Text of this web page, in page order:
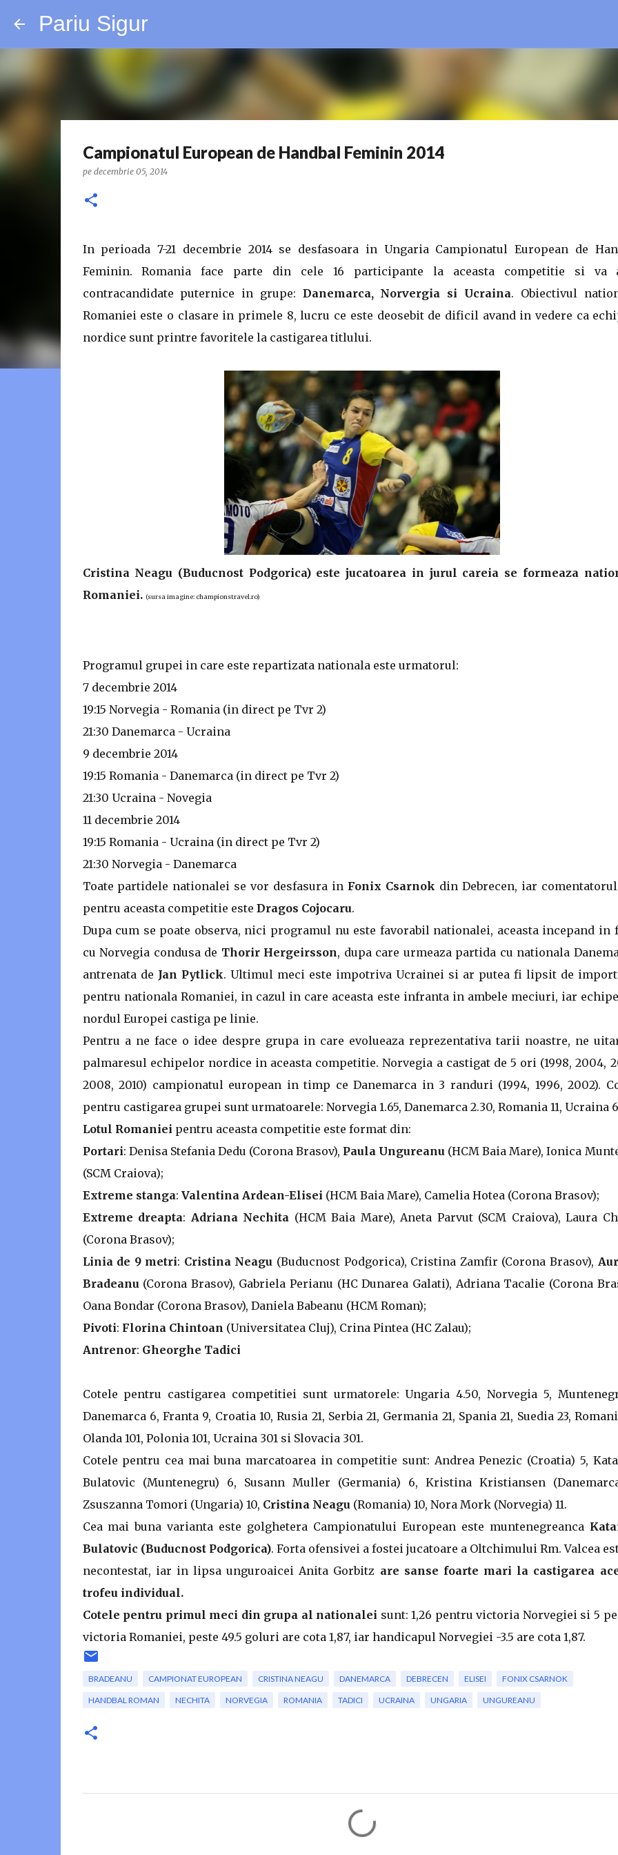
Pariu Sigur
Campionatul European de Handbal Feminin 2014
pe decembrie 05, 2014
In perioada 7-21 decembrie 2014 se desfasoara in Ungaria Campionatul European de
Feminin. Romania face parte din cele 16 participante la aceasta competitie si va
contracandidate puternice in grupe: Danemarca, Norvergia si Ucraina. Obiectivul
Romaniei este o clasare in primele 8, lucru ce este deosebit de dificil avand in vedere ca
nordice sunt printre favoritele la castigarea titlului.
Cristina Neagu (Buducnost Podgorica) este jucatoarea in jurul careia se formeaza
Romaniei. (sursa imagine: championstravel.ro)
Programul grupei in care este repartizata nationala este urmatorul:
7 decembrie 2014
19:15 Norvegia - Romania (in direct pe Tvr 2)
21:30 Danemarca - Ucraina
9 decembrie 2014
19:15 Romania - Danemarca (in direct pe Tvr 2)
21:30 Ucraina - Novegia
11 decembrie 2014
19:15 Romania - Ucraina (in direct pe Tvr 2)
21:30 Norvegia - Danemarca
Toate partidele nationalei se vor desfasura in Fonix Csarnok din Debrecen, iar
pentru aceasta competitie este Dragos Cojocaru.
Dupa cum se poate observa, nici programul nu este favorabil nationalei, aceasta incepand in
cu Norvegia condusa de Thorir Hergeirsson, dupa care urmeaza partida cu nationala
antrenata de Jan Pytlick. Ultimul meci este impotriva Ucrainei si ar putea fi lipsit de
pentru nationala Romaniei, in cazul in care aceasta este infranta in ambele meciuri, iar
nordul Europei castiga pe linie.
Pentru a ne face o idee despre grupa in care evolueaza reprezentativa tarii noastre, ne
palmaresul echipelor nordice in aceasta competitie. Norvegia a castigat de 5 ori (1998, 2004,
2008, 2010) campionatul european in timp ce Danemarca in 3 randuri (1994, 1996, 2002).
pentru castigarea grupei sunt urmatoarele: Norvegia 1.65, Danemarca 2.30, Romania 11, Ucraina
Lotul Romaniei pentru aceasta competitie este format din:
Portari: Denisa Stefania Dedu (Corona Brasov), Paula Ungureanu (HCM Baia Mare), Ionica
(SCM Craiova);
Extreme stanga: Valentina Ardean-Elisei (HCM Baia Mare), Camelia Hotea (Corona Brasov);
Extreme dreapta: Adriana Nechita (HCM Baia Mare), Aneta Parvut (SCM Craiova), Laura
(Corona Brasov);
Linia de 9 metri: Cristina Neagu (Buducnost Podgorica), Cristina Zamfir (Corona Brasov),
Bradeanu (Corona Brasov), Gabriela Perianu (HC Dunarea Galati), Adriana Tacalie (Corona
Oana Bondar (Corona Brasov), Daniela Babeanu (HCM Roman);
Pivoti: Florina Chintoan (Universitatea Cluj), Crina Pintea (HC Zalau);
Antrenor: Gheorghe Tadici
Cotele pentru castigarea competitiei sunt urmatorele: Ungaria 4.50, Norvegia 5,
Danemarca 6, Franta 9, Croatia 10, Rusia 21, Serbia 21, Germania 21, Spania 21, Suedia 23,
Olanda 101, Polonia 101, Ucraina 301 si Slovacia 301.
Cotele pentru cea mai buna marcatoarea in competitie sunt: Andrea Penezic (Croatia) 5,
Bulatovic (Muntenegru) 6, Susann Muller (Germania) 6, Kristina Kristiansen
Zsuszanna Tomori (Ungaria) 10, Cristina Neagu (Romania) 10, Nora Mork (Norvegia) 11.
Cea mai buna varianta este golghetera Campionatului European este muntenegreanca
Bulatovic (Buducnost Podgorica). Forta ofensivei a fostei jucatoare a Oltchimului Rm. Valcea
necontestat, iar in lipsa unguroaicei Anita Gorbitz are sanse foarte mari la castigarea
trofeu individual.
Cotele pentru primul meci din grupa al nationalei sunt: 1,26 pentru victoria Norvegiei si 5
victoria Romaniei, peste 49.5 goluri are cota 1,87, iar handicapul Norvegiei -3.5 are cota 1,87.
BRADEANU CAMPIONAT EUROPEAN CRISTINA NEAGU DANEMARCA DEBRECEN ELISEI FONIX CSARNOK
HANDBAL ROMAN NECHITA NORVEGIA ROMANIA TADICI UCRAINA UNGARIA UNGUREANU